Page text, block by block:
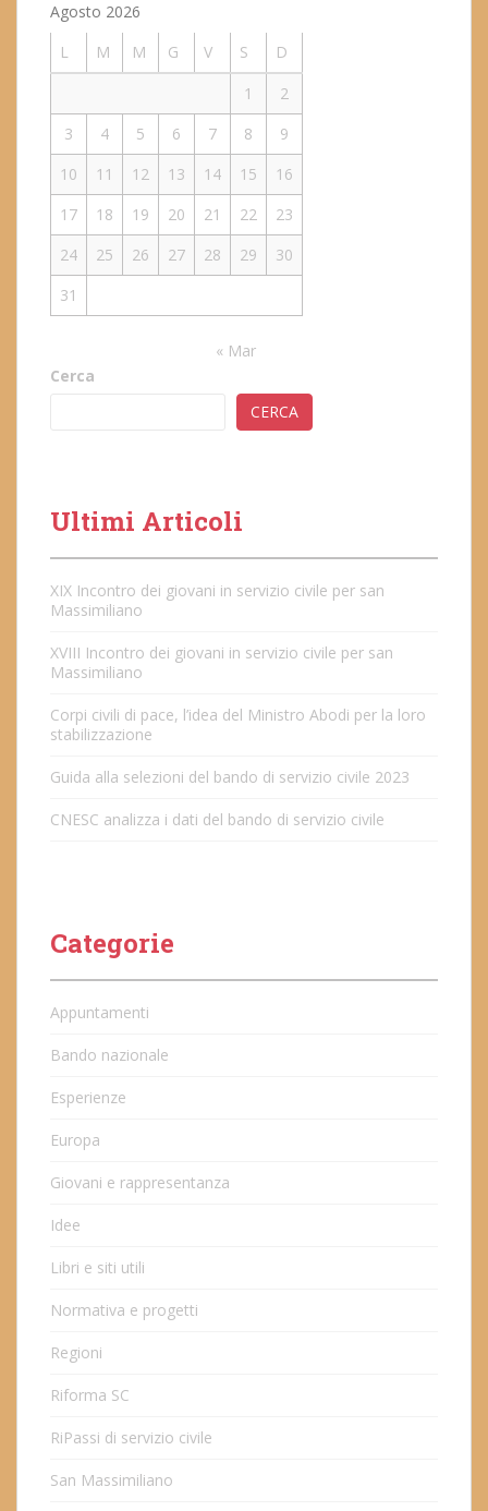
Agosto 2026
L
M M G V S
D
1
2
3
4 5 6 7 8
9
10
11 12 13 14 15
16
17
18 19 20 21 22
23
24
25 26 27 28 29
30
31
« Mar
Cerca
CERCA
Ultimi Articoli
XIX Incontro dei giovani in servizio civile per san
Massimiliano
XVIII Incontro dei giovani in servizio civile per san
Massimiliano
Corpi civili di pace, l’idea del Ministro Abodi per la loro
stabilizzazione
Guida alla selezioni del bando di servizio civile 2023
CNESC analizza i dati del bando di servizio civile
Categorie
Appuntamenti
Bando nazionale
Esperienze
Europa
Giovani e rappresentanza
Idee
Libri e siti utili
Normativa e progetti
Regioni
Riforma SC
RiPassi di servizio civile
San Massimiliano